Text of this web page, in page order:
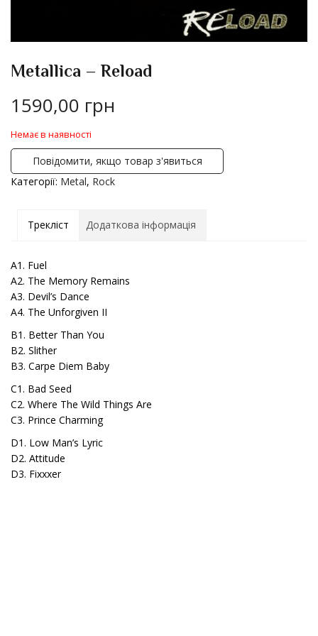
Metallica – Reload
1590,00 грн
Немає в наявності
Повідомити, якщо товар з'явиться
Категорії: Metal, Rock
Трекліст Додаткова інформація
A1. Fuel
A2. The Memory Remains
A3. Devil’s Dance
A4. The Unforgiven II
B1. Better Than You
B2. Slither
B3. Carpe Diem Baby
C1. Bad Seed
C2. Where The Wild Things Are
C3. Prince Charming
D1. Low Man’s Lyric
D2. Attitude
D3. Fixxxer